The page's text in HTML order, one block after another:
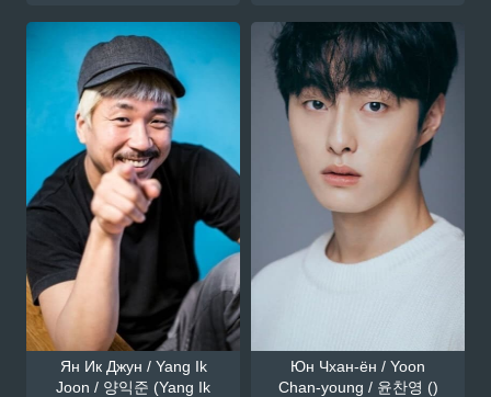
Ян Ик Джун / Yang Ik
Joon / 양익준 (Yang Ik
Юн Чхан-ён / Yoon
Chan-young / 윤찬영 ()